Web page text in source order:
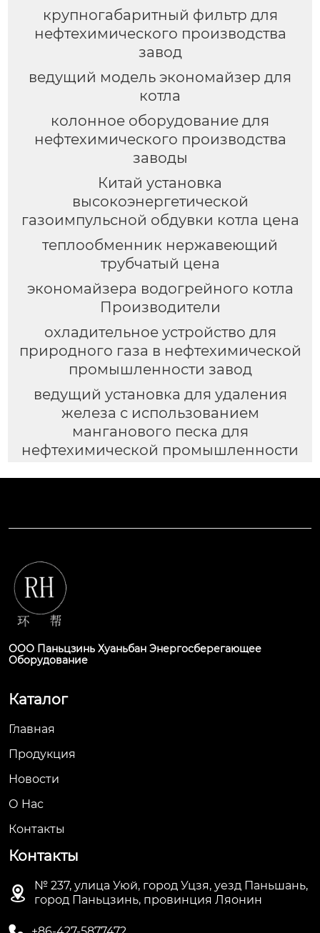
крупногабаритный фильтр для
нефтехимического производства
завод
ведущий модель экономайзер для
котла
колонное оборудование для
нефтехимического производства
заводы
Китай установка
высокоэнергетической
газоимпульсной обдувки котла цена
теплообменник нержавеющий
трубчатый цена
экономайзера водогрейного котла
Производители
охладительное устройство для
природного газа в нефтехимической
промышленности завод
ведущий установка для удаления
железа с использованием
манганового песка для
нефтехимической промышленности
ООО Паньцзинь Хуаньбан Энергосберегающее
Оборудование
Каталог
Главная
Продукция
Новости
О Hас
Контакты
Контакты

№ 237, улица Уюй, город Уцзя, уезд Паньшань,
город Паньцзинь, провинция Ляонин